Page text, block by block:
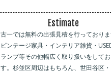
Estimate
古一では無料の出張見積を行っており
ビンテージ家具・インテリア雑貨・
ランプ等その他幅広く取り扱いをして
す。杉並区周辺はもちろん、世田谷区